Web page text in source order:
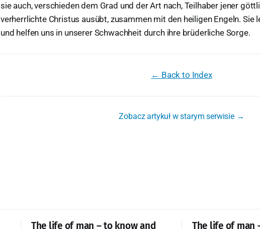
sie auch, verschieden dem Grad und der Art nach, Teilhaber jener
verherrlichte Christus ausübt, zusammen mit den heiligen Engeln. Sie
und helfen uns in unserer Schwachheit durch ihre brüderliche Sorge.
← Back to Index
Zobacz artykuł w starym serwisie →
The life of man – to know and The life of man